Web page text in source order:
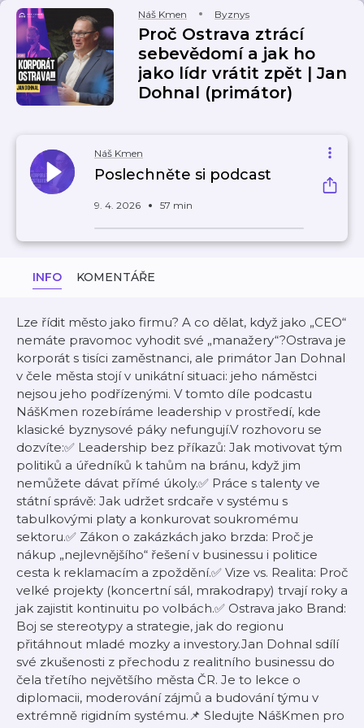
Náš Kmen Byznys
Proč Ostrava ztrácí
sebevědomí a jak ho
jako lídr vrátit zpět | Jan
Dohnal (primátor)
Náš Kmen
Poslechněte si podcast
9. 4. 2026 57 min
INFO KOMENTÁŘE
Lze řídit město jako firmu? A co dělat, když jako „CEO“
nemáte pravomoc vyhodit své „manažery“?Ostrava je
korporát s tisíci zaměstnanci, ale primátor Jan Dohnal
v čele města stojí v unikátní situaci: jeho náměstci
nejsou jeho podřízenými. V tomto díle podcastu
NášKmen rozebíráme leadership v prostředí, kde
klasické byznysové páky nefungují.V rozhovoru se
dozvíte:✅ Leadership bez příkazů: Jak motivovat tým
politiků a úředníků k tahům na bránu, když jim
nemůžete dávat přímé úkoly.✅ Práce s talenty ve
státní správě: Jak udržet srdcaře v systému s
tabulkovými platy a konkurovat soukromému
sektoru.✅ Zákon o zakázkách jako brzda: Proč je
nákup „nejlevnějšího“ řešení v businessu i politice
cesta k reklamacím a zpoždění.✅ Vize vs. Realita: Proč
velké projekty (koncertní sál, mrakodrapy) trvají roky a
jak zajistit kontinuitu po volbách.✅ Ostrava jako Brand:
Boj se stereotypy a strategie, jak do regionu
přitáhnout mladé mozky a investory.Jan Dohnal sdílí
své zkušenosti z přechodu z realitního businessu do
čela třetího největšího města ČR. Je to lekce o
diplomacii, moderování zájmů a budování týmu v
extrémně rigidním systému.📌 Sledujte NášKmen pro